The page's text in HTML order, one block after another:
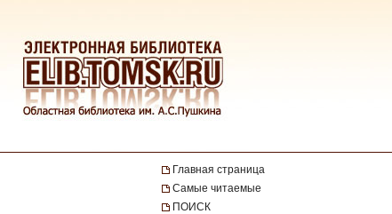
Главная страница
Самые читаемые
ПОИСК